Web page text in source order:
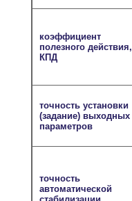
коэффициент
полезного действия,
КПД
точность установки
(задание) выходных
параметров
точность
автоматической